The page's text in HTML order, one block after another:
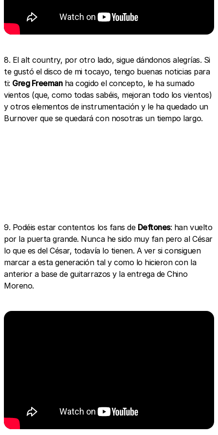
8. El alt country, por otro lado, sigue dándonos alegrías. Si
te gustó el disco de mi tocayo, tengo buenas noticias para
ti: Greg Freemanha cogido el concepto, le ha sumado
vientos (que, como todas sabéis, mejoran todo los vientos)
y otros elementos de instrumentación y le ha quedado un
Burnover que se quedará con nosotras un tiempo largo.
9. Podéis estar contentos los fans de Deftones: han vuelto
por la puerta grande. Nunca he sido muy fan pero al César
lo que es del César, todavía lo tienen. A ver si consiguen
marcar a esta generación tal y como lo hicieron con la
anterior a base de guitarrazos y la entrega de Chino
Moreno.